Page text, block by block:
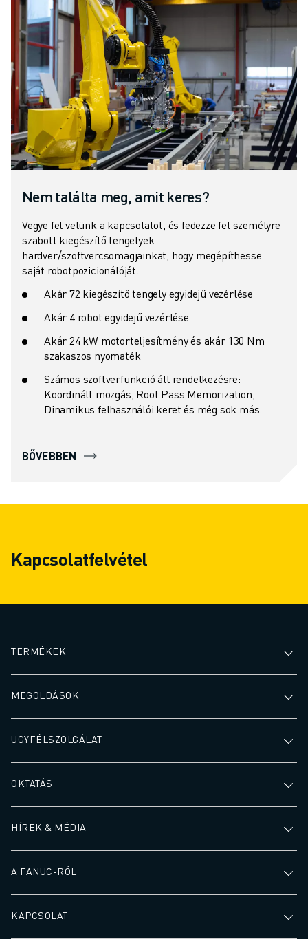
Nem találta meg, amit keres?
Vegye fel velünk a kapcsolatot, és fedezze fel személyre
szabott kiegészítő tengelyek
hardver/szoftvercsomagjainkat, hogy megépíthesse
saját robotpozicionálóját.
Akár 72 kiegészítő tengely egyidejű vezérlése
Akár 4 robot egyidejű vezérlése
Akár 24 kW motorteljesítmény és akár 130 Nm
szakaszos nyomaték
Számos szoftverfunkció áll rendelkezésre:
Koordinált mozgás, Root Pass Memorization,
Dinamikus felhasználói keret és még sok más.
BŐVEBBEN
Kapcsolatfelvétel
TERMÉKEK
MEGOLDÁSOK
ÜGYFÉLSZOLGÁLAT
OKTATÁS
HÍREK & MÉDIA
A FANUC-RÓL
KAPCSOLAT